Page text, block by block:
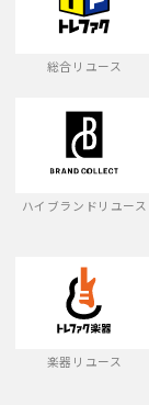
総合リユース
ハイブランドリユース
楽器リユース